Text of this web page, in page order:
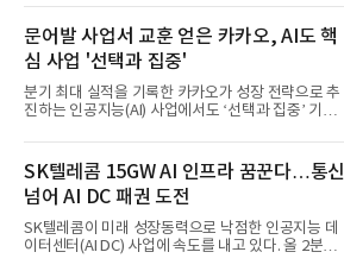
동기 대
이뤄졌다. 이후 2012년 한국형 구축함(KDX-1) 이상
의 함정에 실전 배치됐다.그해 7월 해군은 동해상에서
성능 검증을 위해 홍상어 시험발사를 실시했다. 이때
홍상어가 목표 지점에서 입수한 후 표적을 타격하지
못하고 물속에서 멈춰버리는 예상 밖의 일이 벌어졌
다. 2차 품질확인 사격 시험에서도 만족스러운 결과를
얻지 못했다. 완벽한 신뢰성 확보를 위해 LIG넥스원은
분야를
문어발 사업서 교훈 얻은 카카오, AI도 핵
심 사업 '선택과 집중'
분기 최대 실적을 기록한 카카오가 성장 전략으로 추
진하는 인공지능(AI) 사업에서도 ‘선택과 집중’ 기조
라 투자에 나서는 것과 달리, 카카오는 ‘카카오톡’이
라는 플랫폼 경쟁력을 활용한 AI 에이전트 서비스에
집중하는 전략이다. 과거 무리한 사업 확장 과정에서
겪었던 시행착오를 되풀이하지 않고 핵심 역량에 집
중하겠다는 취지로 풀이된다.7일 업계에 따르면 카카
오는 올해 2분기 연결 기준 매출 2조985억원, 영업이
익 2770억원을 기록했다. 전년 동기 대비 매출과 영업
SK텔레콤 15GW AI 인프라 꿈꾼다…통신
넘어 AI DC 패권 도전
SK텔레콤이 미래 성장동력으로 낙점한 인공지능 데
이터센터(AI DC) 사업에 속도를 내고 있다. 올 2분기